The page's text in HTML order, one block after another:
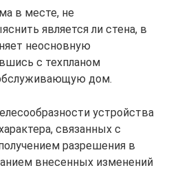
в месте, не
является ли стена, в
неосновную
с техпланом
дом.
устройства
связанных с
разрешения в
внесенных изменений